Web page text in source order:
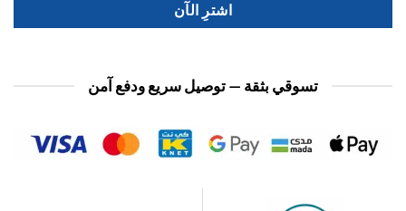
اشترِ الآن
تسوقي بثقة — توصيل سريع ودفع آمن